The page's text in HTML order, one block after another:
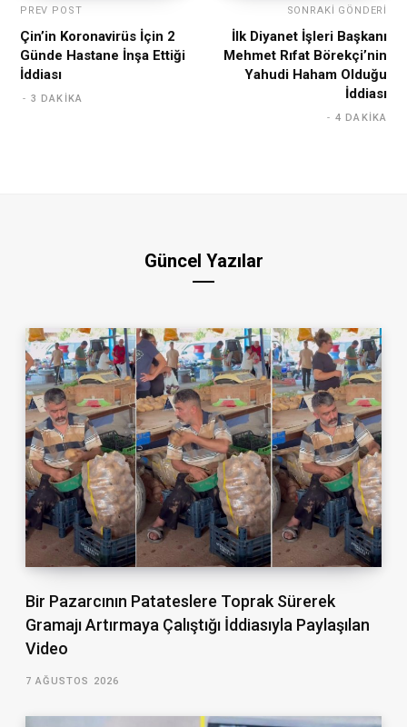
PREV POST
Çin’in Koronavirüs İçin 2
Günde Hastane İnşa Ettiği
İddiası
3 DAKIKA
SONRAKI GÖNDERI
İlk Diyanet İşleri Başkanı
Mehmet Rıfat Börekçi’nin
Yahudi Haham Olduğu
İddiası
4 DAKIKA
Güncel Yazılar
Bir Pazarcının Patateslere Toprak Sürerek
Gramajı Artırmaya Çalıştığı İddiasıyla Paylaşılan
Video
7 AĞUSTOS 2026